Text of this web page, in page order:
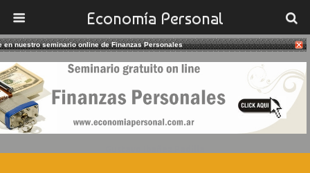
Economía Personal
25/11/2018
Bulgaria Destierra La Ideología De
Género Del País
en nuestro seminario online de Finanzas Personales